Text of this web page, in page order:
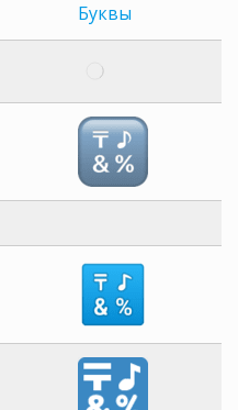
Буквы